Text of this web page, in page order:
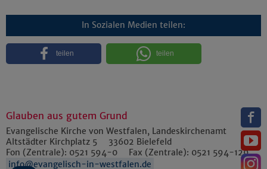
In Sozialen Medien teilen:
teilen teilen
Glauben aus gutem Grund
Evangelische Kirche von Westfalen, Landeskirchenamt
Altstädter Kirchplatz 5
33602 Bielefeld
Fon (Zentrale): 0521 594-0 Fax (Zentrale): 0521 594-129
info@evangelisch-in-westfalen.de